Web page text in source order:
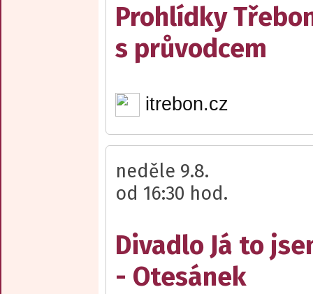
Prohlídky
s průvodcem
itrebon.cz
neděle 9.8.
od 16:30 hod.
Divadlo Já to
- Otesánek